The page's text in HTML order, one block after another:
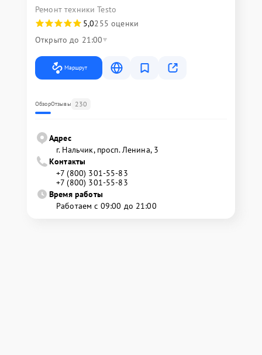
Ремонт техники Testo
5,0255 оценки
Открыто до 21:00
Маршрут
ОбзорОтзывы 230
Адрес
г. Нальчик, просп. Ленина, 3
Контакты
+7 (800) 301-55-83
+7 (800) 301-55-83
Время работы
Работаем с 09:00 до 21:00